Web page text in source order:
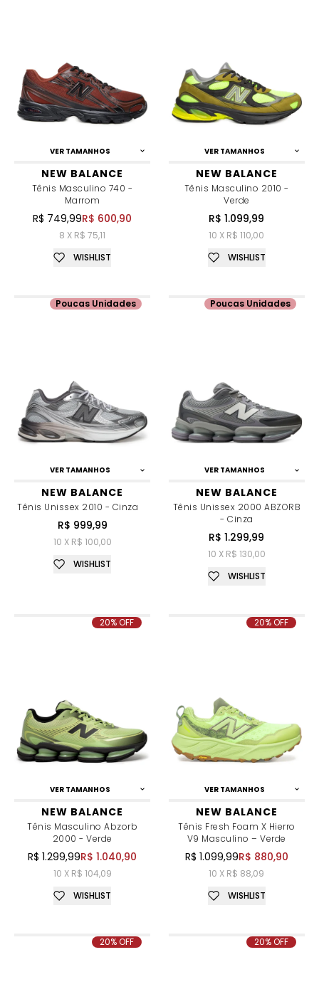
VER TAMANHOS
NEW BALANCE
Tênis Masculino 740 -
Marrom
R$ 749,99R$ 600,90
8 X R$ 75,11
WISHLIST
VER TAMANHOS
NEW BALANCE
Tênis Masculino 2010 -
Verde
R$ 1.099,99
10 X R$ 110,00
WISHLIST
VER TAMANHOS
NEW BALANCE
Tênis Unissex 2010 - Cinza
R$ 999,99
10 X R$ 100,00
Poucas Unidades
WISHLIST
VER TAMANHOS
NEW BALANCE
Tênis Unissex 2000 ABZORB
- Cinza
R$ 1.299,99
10 X R$ 130,00
Poucas Unidades
WISHLIST
VER TAMANHOS
NEW BALANCE
Tênis Masculino Abzorb
2000 - Verde
R$ 1.299,99R$ 1.040,90
10 X R$ 104,09
20% OFF
WISHLIST
VER TAMANHOS
NEW BALANCE
Tênis Fresh Foam X Hierro
V9 Masculino – Verde
R$ 1.099,99R$ 880,90
10 X R$ 88,09
20% OFF
WISHLIST
20% OFF 20% OFF